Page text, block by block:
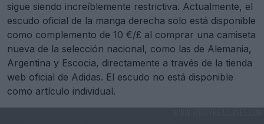
sigue siendo increíblemente restrictiva. Actualmente, el
escudo oficial de la manga derecha solo está disponible
como complemento de 10 €/£ al comprar una camiseta
nueva de la selección nacional, como las de Alemania,
Argentina y Escocia, directamente a través de la tienda
web oficial de Adidas. El escudo no está disponible
como artículo individual.